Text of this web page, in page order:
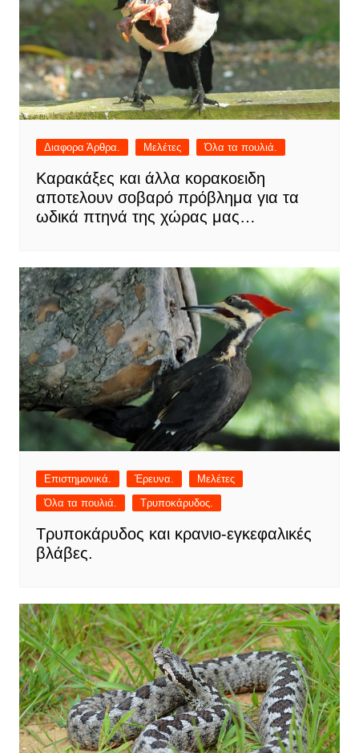
Διαφορα Άρθρα. Μελέτες Όλα τα πουλιά.
Καρακάξες και άλλα κορακοειδη
αποτελουν σοβαρό πρόβλημα για τα
ωδικά πτηνά της χώρας μας…
Επιστημονικά. Έρευνα.
Μελέτες
Όλα τα πουλιά.
Τρυποκάρυδος.
Τρυποκάρυδος και κρανιο-εγκεφαλικές
βλάβες.